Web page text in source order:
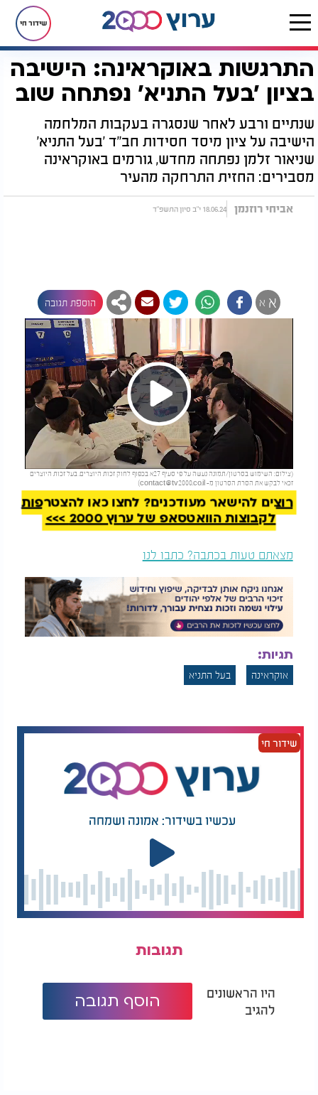
שידור חי
דף הבית חדשות חדשות בעולם התרגשות באוקראינה: הישיבה בציון 'בעל התניא' נפתחה שוב
התרגשות באוקראינה: הישיבה
בציון 'בעל התניא' נפתחה שוב
שנתיים ורבע לאחר שנסגרה בעקבות המלחמה
הישיבה על ציון מיסד חסידות חב"ד 'בעל התניא'
שניאור זלמן נפתחה מחדש, גורמים באוקראינה
מסבירים: החזית התרחקה מהעיר
אביחי רוזנמן 18.06.24 י"ב סיון התשפ"ד
א א הוספת תגובה
Play
Video
(צילום: השימוש בסרטון/תמונה נעשה על פי סעיף 27א בכפוף לחוק זכות היוצרים. בעל זכות היוצרים
זכאי לבקש את הסרת הסרטון מ- contact@tv2000.co.il
)
להמשך קריאה
רוצים להישאר מעודכנים? לחצו כאן להצטרפות
לקבוצות הוואטסאפ של ערוץ 2000 >>>
מצאתם טעות בכתבה? כתבו לנו
תגיות:
אוקראינה בעל התניא
שידור חי
עכשיו בשידור: אמונה ושמחה
תגובות
היו הראשונים
להגיב
הוסף תגובה